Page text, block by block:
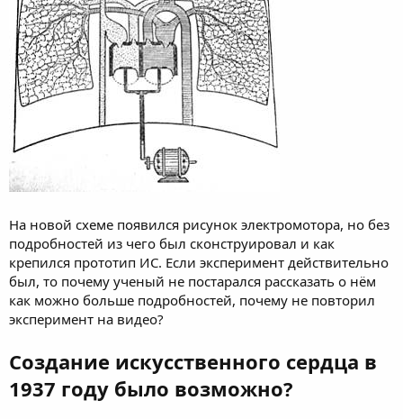
На новой схеме появился рисунок электромотора, но без
подробностей из чего был сконструировал и как
крепился прототип ИС. Если эксперимент действительно
был, то почему ученый не постарался рассказать о нём
как можно больше подробностей, почему не повторил
эксперимент на видео?
Создание искусственного сердца в
1937 году было возможно?